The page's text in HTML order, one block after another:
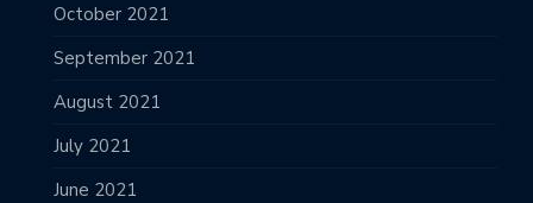
October 2021
September 2021
August 2021
July 2021
June 2021